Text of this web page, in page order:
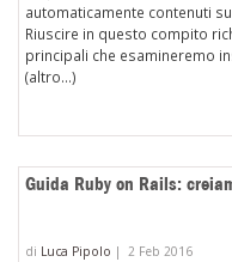
automaticamente contenuti
Riuscire in questo compito
principali che esamineremo
(altro…)
Guida Ruby on Rails:
di Luca Pipolo | 2 Feb 2016